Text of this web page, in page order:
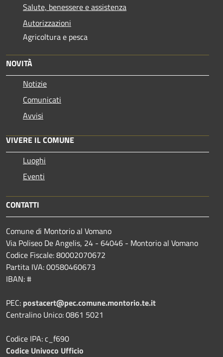
Salute, benessere e assistenza
Autorizzazioni
Agricoltura e pesca
NOVITÀ
Notizie
Comunicati
Avvisi
VIVERE IL COMUNE
Luoghi
Eventi
CONTATTI
Comune di Montorio al Vomano
Via Poliseo De Angelis, 24 - 64046 - Montorio al Vomano
Codice Fiscale: 80002070672
Partita IVA: 00580460673
IBAN: #
PEC: postacert@pec.comune.montorio.te.it
Centralino Unico: 0861 5021
Codice IPA: c_f690
Codice Univoco Ufficio